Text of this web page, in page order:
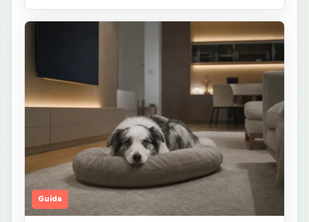
Guida